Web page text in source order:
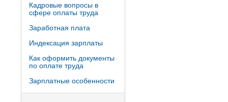
Кадровые вопросы в
сфере оплаты труда
Заработная плата
Индексация зарплаты
Как оформить документы
по оплате труда
Зарплатные особенности